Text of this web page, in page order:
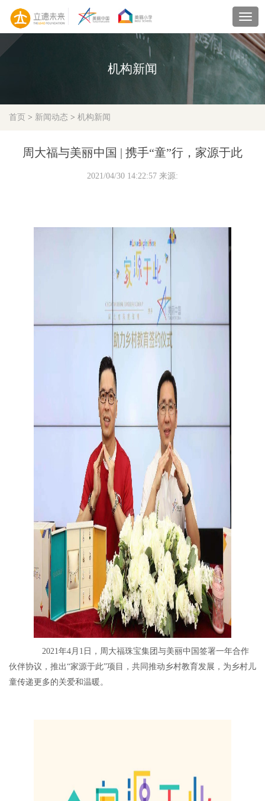
机构新闻
首页 > 新闻动态 > 机构新闻
周大福与美丽中国 | 携手“童”行，家源于此
2021/04/30 14:22:57 来源:
2021年4月1日，周大福珠宝集团与美丽中国签署一年合作
伙伴协议，推出“家源于此”项目，共同推动乡村教育发展，为乡村儿
童传递更多的关爱和温暖。